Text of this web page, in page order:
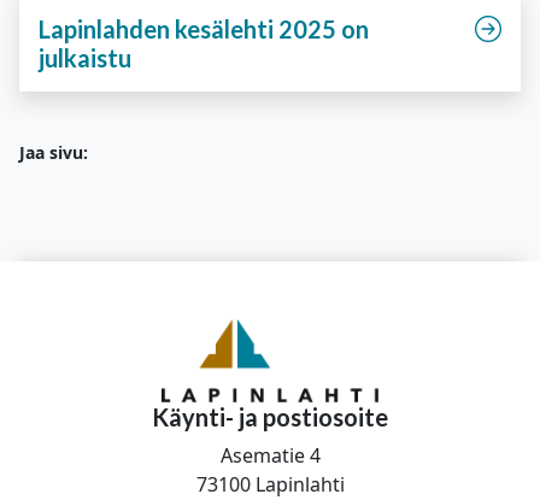
Lapinlahden kesälehti 2025 on
julkaistu
Jaa sivu:
Käynti- ja postiosoite
Asematie 4
73100 Lapinlahti